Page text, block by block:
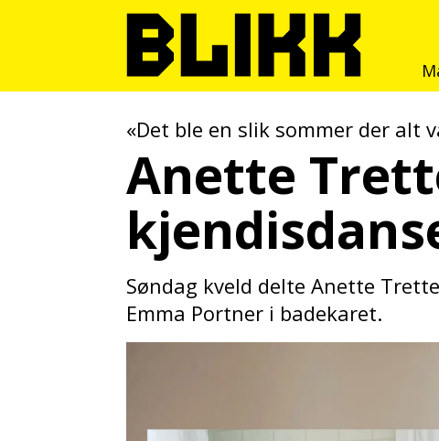
«Det ble en slik sommer der alt
Anette
Søndag kveld delte Anette
Emma Portner i badekaret.